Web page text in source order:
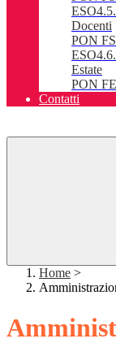
Docenti
PON
Estate
PON
Contatti
Home >